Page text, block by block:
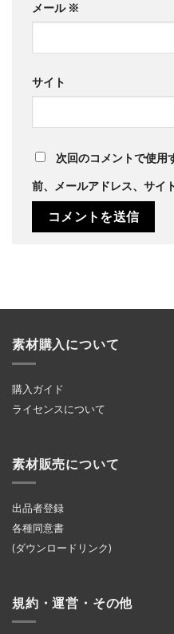
メール ※
サイト
次回のコメントで使用
前、メールアドレス、サイ
素材購入について
購入ガイド
ライセンスについて
素材販売について
出品者登録
各種同意書
(ダウンロードリンク)
規約・運営・その他